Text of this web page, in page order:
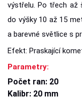
výstřelu. Po třech až
do výšky 10 až 15
a barevné světlice s
Efekt: Praskající
Parametry:
Počet ran: 20
Kalibr: 20 mm